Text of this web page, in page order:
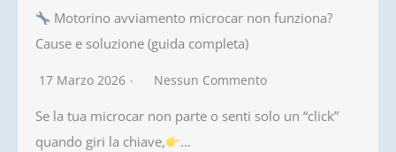
Motorino avviamento microcar non funziona?
Cause e soluzione (guida completa)
17 Marzo 2026 Nessun Commento
Se la tua microcar non parte o senti solo un “click”
quando giri la chiave,
...